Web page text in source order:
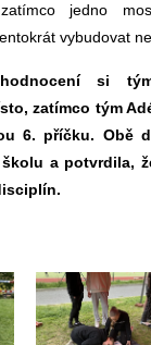
jedno
vybudovat
si
zatímco tým
6. příčku. Obě
školu a potvrdila,